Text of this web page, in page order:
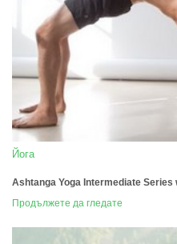
Йога
Ashtanga Yoga Intermediate Series
Продължете да гледате